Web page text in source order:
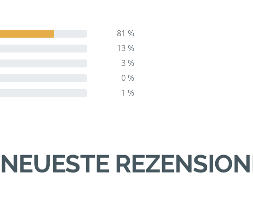
81 %
13 %
3 %
0 %
1 %
NEUESTE